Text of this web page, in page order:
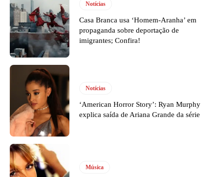
Notícias
Casa Branca usa ‘Homem-Aranha’ em
propaganda sobre deportação de
imigrantes; Confira!
Notícias
‘American Horror Story’: Ryan Murphy
explica saída de Ariana Grande da série
Música